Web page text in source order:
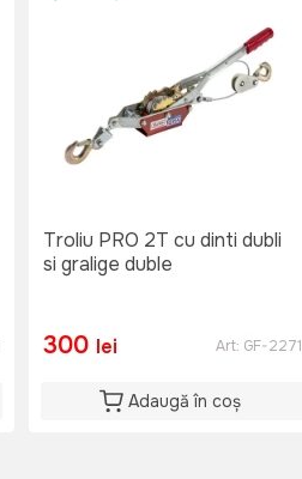
Troliu PRO 2T cu dinti dubli
si gralige duble
300 lei Art: GF-2271
Adaugă în coș